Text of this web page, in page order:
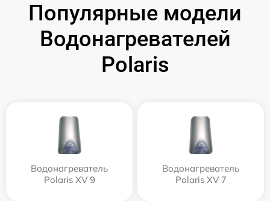
Популярные модели
Водонагревателей
Polaris
Водонагреватель
Polaris XV 9
Водонагреватель
Polaris XV 7